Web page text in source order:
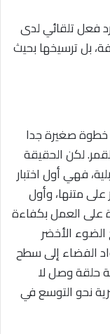
فعل تلقائي لدى
بل ترسيخها بحيث
أن مهمة أرتميس 2 مجرد خطوة صغيرة جدا
لكن الحقيقة
فهي أول اختبار
متنها، وأول
على العمل بكفاءة
الأخضر
رواد الفضاء إلى سطح
ثم، تُعتبر أرتميس 2 بمثابة حلقة وصل لا
نحو التوسع في